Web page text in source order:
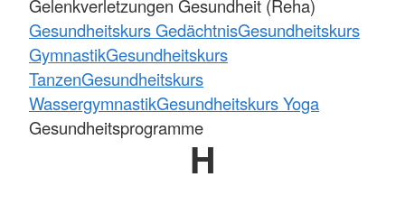
Gelenkverletzungen Gesundheit (Reha)
Gesundheitskurs GedächtnisGesundheitskurs
GymnastikGesundheitskurs
TanzenGesundheitskurs
WassergymnastikGesundheitskurs Yoga
Gesundheitsprogramme
H